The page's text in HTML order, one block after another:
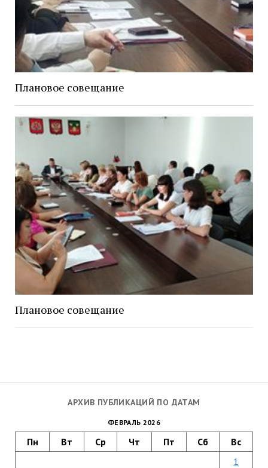
АРХИВ ПУБЛИКАЦИЙ ПО ДАТАМ
ФЕВРАЛЬ 2026
Пн Вт Ср Чт Пт Сб Вс
1
Плановое совещание
Плановое совещание